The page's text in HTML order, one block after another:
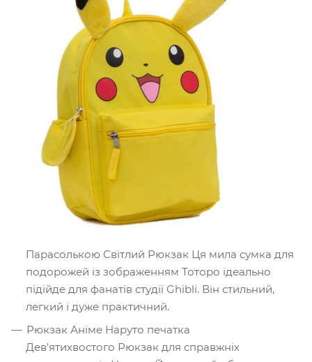
Парасолькою Світлий Рюкзак Ця мила сумка для
подорожей із зображенням Тоторо ідеально
підійде для фанатів студії Ghibli. Він стильний,
легкий і дуже практичний.
Рюкзак Аніме Наруто печатка
Дев'ятихвостого Рюкзак для справжніх